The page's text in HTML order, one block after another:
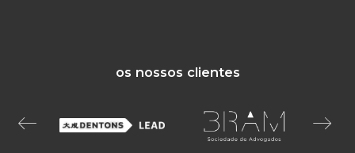
os nossos clientes